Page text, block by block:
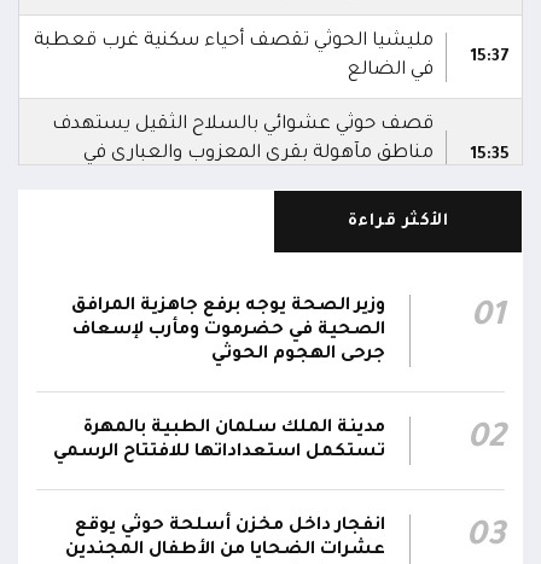
15:37
مليشيا الحوثي تقصف أحياء سكنية غرب قعطبة
في الضالع
15:35
قصف حوثي عشوائي بالسلاح الثقيل يستهدف
مناطق مآهولة بقرى المعزوب والعبارى في
12:22
الناطق باسم القوات المسلحة: نؤكد أن الاعتداء
على أي جبهة أو محور يُعد اعتداءً على جميع
06:00
الناطق باسم القوات المسلحة: نؤكد أننا لن نتهاون
في حماية المواطنين وقواتنا ومواقعنا ولن يمر
استهداف وحداتنا دون رد وسنتعامل مع أي اعتداء
جديد بالإجراءات العسكرية اللازمة والحازمة، وفقاً
الأكثر قراءة
01
وزير الصحة يوجه برفع جاهزية المرافق
الصحية في حضرموت ومأرب لإسعاف
جرحى الهجوم الحوثي
02
مدينة الملك سلمان الطبية بالمهرة
تستكمل استعداداتها للافتتاح الرسمي
03
انفجار داخل مخزن أسلحة حوثي يوقع
عشرات الضحايا من الأطفال المجندين